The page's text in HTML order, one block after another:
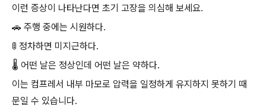
이런 증상이 나타난다면 초기 고장을 의심해 보세요.
🚗 주행 중에는 시원하다.
🚦 정차하면 미지근하다.
🌡️ 어떤 날은 정상인데 어떤 날은 약하다.
이는 컴프레서 내부 마모로 압력을 일정하게 유지하지 못하기 때
문일 수 있습니다.